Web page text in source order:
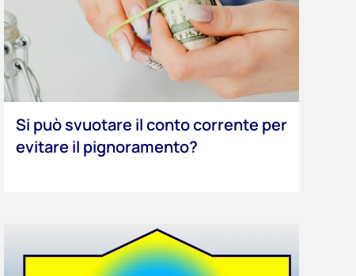
Si può svuotare il conto corrente per
evitare il pignoramento?